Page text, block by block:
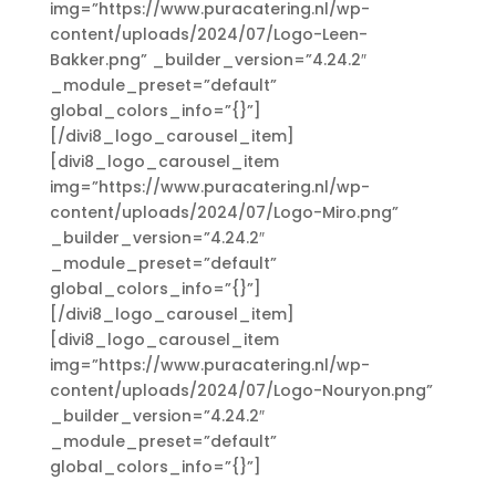
img=”https://www.puracatering.nl/wp-
content/uploads/2024/07/Logo-Leen-
Bakker.png” _builder_version=”4.24.2″
_module_preset=”default”
global_colors_info=”{}”]
[/divi8_logo_carousel_item]
[divi8_logo_carousel_item
img=”https://www.puracatering.nl/wp-
content/uploads/2024/07/Logo-Miro.png”
_builder_version=”4.24.2″
_module_preset=”default”
global_colors_info=”{}”]
[/divi8_logo_carousel_item]
[divi8_logo_carousel_item
img=”https://www.puracatering.nl/wp-
content/uploads/2024/07/Logo-Nouryon.png”
_builder_version=”4.24.2″
_module_preset=”default”
global_colors_info=”{}”]